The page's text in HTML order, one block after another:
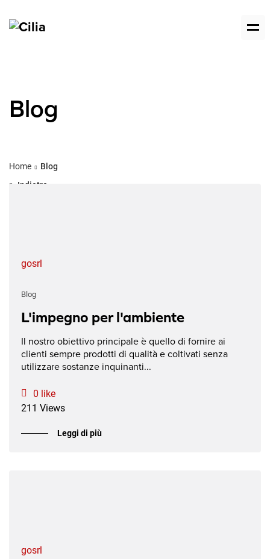
Blog
Home
Blog
Indietro
gosrl
Blog
L'impegno per l'ambiente
Il nostro obiettivo principale è quello di fornire ai
clienti sempre prodotti di qualità e coltivati senza
utilizzare sostanze inquinanti...
0 like
211 Views
Leggi di più
gosrl